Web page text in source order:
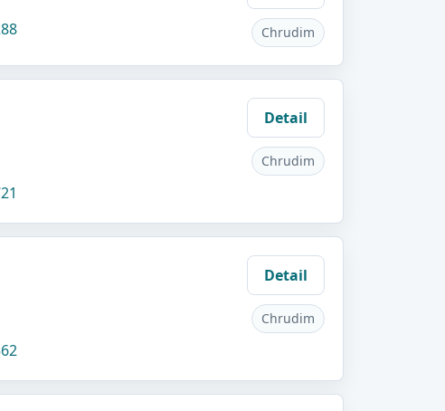
Chrudim
Detail
Chrudim
Detail
Chrudim